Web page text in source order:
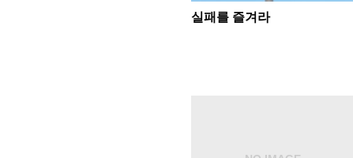
실패를 즐겨라